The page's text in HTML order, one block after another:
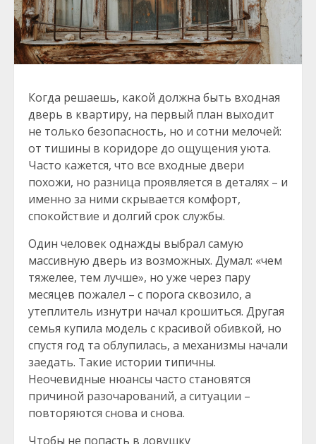
Когда решаешь, какой должна быть входная
дверь в квартиру, на первый план выходит
не только безопасность, но и сотни мелочей:
от тишины в коридоре до ощущения уюта.
Часто кажется, что все входные двери
похожи, но разница проявляется в деталях – и
именно за ними скрывается комфорт,
спокойствие и долгий срок службы.
Один человек однажды выбрал самую
массивную дверь из возможных. Думал: «чем
тяжелее, тем лучше», но уже через пару
месяцев пожалел – с порога сквозило, а
утеплитель изнутри начал крошиться. Другая
семья купила модель с красивой обивкой, но
спустя год та облупилась, а механизмы начали
заедать. Такие истории типичны.
Неочевидные нюансы часто становятся
причиной разочарований, а ситуации –
повторяются снова и снова.
Чтобы не попасть в ловушку